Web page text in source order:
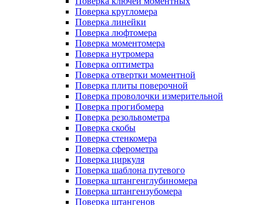
Поверка кругломера
Поверка линейки
Поверка люфтомера
Поверка моментомера
Поверка нутромера
Поверка оптиметра
Поверка отвертки моментной
Поверка плиты поверочной
Поверка проволочки измерительной
Поверка прогибомера
Поверка резольвометра
Поверка скобы
Поверка стенкомера
Поверка сферометра
Поверка циркуля
Поверка шаблона путевого
Поверка штангенглубиномера
Поверка штангензубомера
Поверка штангенов